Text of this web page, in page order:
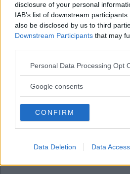
disclosure of your personal
IAB’s list of downstream
also be disclosed by us to third
Downstream Participants that may
Please note that this website/app
not limited to your visit or usage
use your data for below specified
consent section.
Personal Data Processing Opt
Google consents
CONFIRM
Data Deletion Data Access